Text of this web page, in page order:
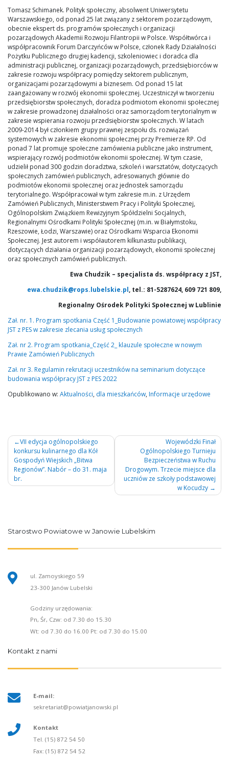
Tomasz Schimanek. Polityk społeczny, absolwent Uniwersytetu
Warszawskiego, od ponad 25 lat związany z sektorem pozarządowym,
obecnie ekspert ds. programów społecznych i organizacji
pozarządowych Akademii Rozwoju Filantropii w Polsce. Współtwórca i
współpracownik Forum Darczyńców w Polsce, członek Rady Działalności
Pożytku Publicznego drugiej kadencji, szkoleniowiec i doradca dla
administracji publicznej, organizacji pozarządowych, przedsiębiorców w
zakresie rozwoju współpracy pomiędzy sektorem publicznym,
organizacjami pozarządowymi a biznesem. Od ponad 15 lat
zaangażowany w rozwój ekonomii społecznej. Uczestniczył w tworzeniu
przedsiębiorstw społecznych, doradza podmiotom ekonomii społecznej
w zakresie prowadzonej działalności oraz samorządom terytorialnym w
zakresie wspierania rozwoju przedsiębiorstw społecznych. W latach
2009-2014 był członkiem grupy prawnej zespołu ds. rozwiązań
systemowych w zakresie ekonomii społecznej przy Premierze RP. Od
ponad 7 lat promuje społeczne zamówienia publiczne jako instrument,
wspierający rozwój podmiotów ekonomii społecznej. W tym czasie,
udzielił ponad 300 godzin doradztwa, szkoleń i warsztatów, dotyczących
społecznych zamówień publicznych, adresowanych głównie do
podmiotów ekonomii społecznej oraz jednostek samorządu
terytorialnego. Współpracował w tym zakresie m.in. z Urzędem
Zamówień Publicznych, Ministerstwem Pracy i Polityki Społecznej,
Ogólnopolskim Związkiem Rewizyjnym Spółdzielni Socjalnych,
Regionalnymi Ośrodkami Polityki Społecznej (m.in. w Białymstoku,
Rzeszowie, Łodzi, Warszawie) oraz Ośrodkami Wsparcia Ekonomii
Społecznej. Jest autorem i współautorem kilkunastu publikacji,
dotyczących działania organizacji pozarządowych, ekonomii społecznej
oraz społecznych zamówień publicznych.
Ewa Chudzik – specjalista ds. współpracy z JST,
ewa.chudzik@rops.lubelskie.pl, tel.: 81-5287624, 609 721 809,
Regionalny Ośrodek Polityki Społecznej w Lublinie
Zał. nr. 1. Program spotkania Część 1_Budowanie powiatowej współpracy
JST z PES w zakresie zlecania usług społecznych
Zał. nr 2. Program spotkania_Część 2_ klauzule społeczne w nowym
Prawie Zamówień Publicznych
Zał. nr 3. Regulamin rekrutacji uczestników na seminarium dotyczące
budowania współpracy JST z PES 2022
Opublikowano w: Aktualności, dla mieszkańców, Informacje urzędowe
Nawigacja
wpisu
VII edycja ogólnopolskiego
konkursu kulinarnego dla Kół
Gospodyń Wiejskich „Bitwa
Regionów”. Nabór – do 31. maja
br.
Wojewódzki Finał
Ogólnopolskiego Turnieju
Bezpieczeństwa w Ruchu
Drogowym. Trzecie miejsce dla
uczniów ze szkoły podstawowej
w Kocudzy
Starostwo Powiatowe w Janowie Lubelskim
ul. Zamoyskiego 59
23-300 Janów Lubelski
Godziny urzędowania:
Pn, Śr, Czw: od 7.30 do 15.30
Wt: od 7.30 do 16.00 Pt: od 7.30 do 15.00
Kontakt z nami
E-mail:
sekretariat@powiatjanowski.pl
Kontakt
Tel. (15) 872 54 50
Fax: (15) 872 54 52